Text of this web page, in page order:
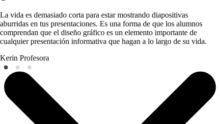
La vida es demasiado corta para estar mostrando diapositivas
aburridas en tus presentaciones. Es una forma de que los alumnos
comprendan que el diseño gráfico es un elemento importante de
cualquier presentación informativa que hagan a lo largo de su vida.
Kerin Profesora